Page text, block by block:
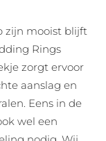
zijn mooist blijft
Rings
zorgt ervoor
aanslag en
Eens in de
wel een